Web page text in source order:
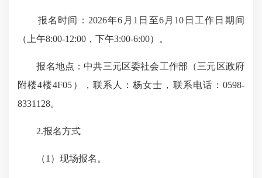
报名时间：2026年6月1日至6月10日工作日期间
（上午8:00-12:00，下午3:00-6:00）。
报名地点：中共三元区委社会工作部（三元区政府
附楼4楼4F05），联系人：杨女士，联系电话：0598-
8331128。
2.报名方式
（1）现场报名。